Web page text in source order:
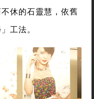
休的石靈慧，依舊
工法。